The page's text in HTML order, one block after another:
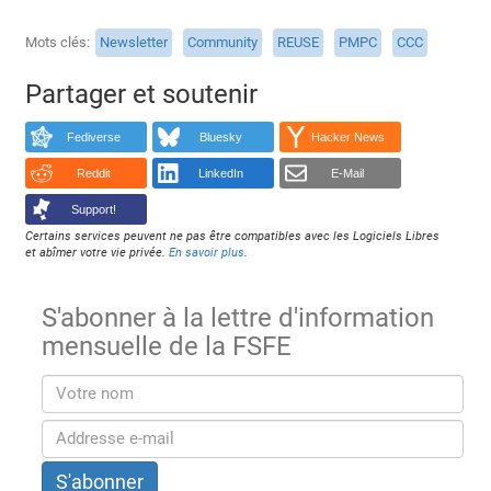
Mots clés Newsletter Community REUSE PMPC CCC
Partager et soutenir
Fediverse Bluesky Hacker News
Reddit LinkedIn E-Mail
Support!
Certains services peuvent ne pas être compatibles avec les Logiciels Libres
et abîmer votre vie privée.En savoir plus.
S'abonner à la lettre d'information
mensuelle de la FSFE